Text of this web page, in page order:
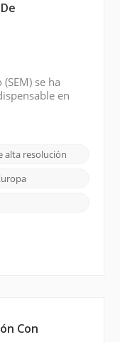
se ha
en
el mundo de
ha
las
alta resolución
Con